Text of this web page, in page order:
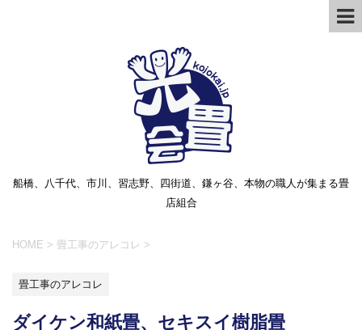
船橋、八千代、市川、習志野、四街道、鎌ヶ谷、本物の職人が集まる畳
店組合
HOME > 畳工事のアレコレ >
畳工事のアレコレ
ダイケン和紙畳、セキスイ樹脂畳